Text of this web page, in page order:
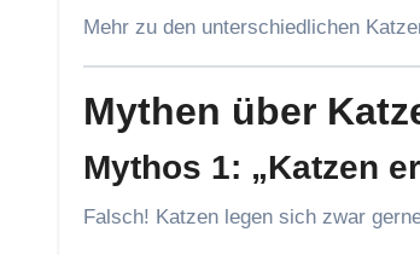
Mehr zu den unterschiedlichen
Mythen über
Mythos 1: „Katzen
Falsch! Katzen legen sich zwar